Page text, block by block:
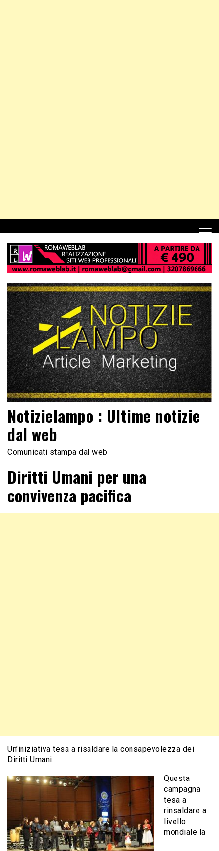
Notizielampo : Ultime notizie
dal web
Comunicati stampa dal web
Diritti Umani per una
convivenza pacifica
Un’iniziativa tesa a risaldare la consapevolezza dei
Diritti Umani.
Questa
campagna
tesa a
rinsaldare a
livello
mondiale la